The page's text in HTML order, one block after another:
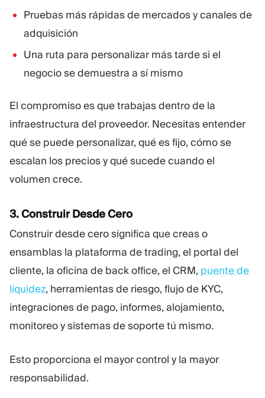
Pruebas más rápidas de mercados y canales de
adquisición
Una ruta para personalizar más tarde si el
negocio se demuestra a sí mismo
El compromiso es que trabajas dentro de la
infraestructura del proveedor. Necesitas entender
qué se puede personalizar, qué es fijo, cómo se
escalan los precios y qué sucede cuando el
volumen crece.
3. Construir Desde Cero
Construir desde cero significa que creas o
ensamblas la plataforma de trading, el portal del
cliente, la oficina de back office, el CRM, puente de
liquidez, herramientas de riesgo, flujo de KYC,
integraciones de pago, informes, alojamiento,
monitoreo y sistemas de soporte tú mismo.
Esto proporciona el mayor control y la mayor
responsabilidad.